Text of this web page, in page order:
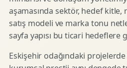
aşamasında sektör, hedef
satış modeli ve marka tonu
sayfa yapısı bu ticari hedeflere
Eskişehir odağındaki